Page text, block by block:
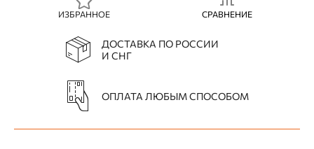
ИЗБРАННОЕ СРАВНЕНИЕ
ДОСТАВКА ПО РОССИИ
И СНГ
ОПЛАТА ЛЮБЫМ СПОСОБОМ